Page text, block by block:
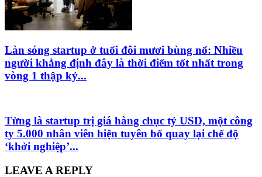
Làn sóng startup ở tuổi đôi mươi bùng nổ: Nhiều
người khẳng định đây là thời điểm tốt nhất trong
vòng 1 thập kỷ...
Từng là startup trị giá hàng chục tỷ USD, một công
ty 5.000 nhân viên hiện tuyên bố quay lại chế độ
‘khởi nghiệp’...
LEAVE A REPLY